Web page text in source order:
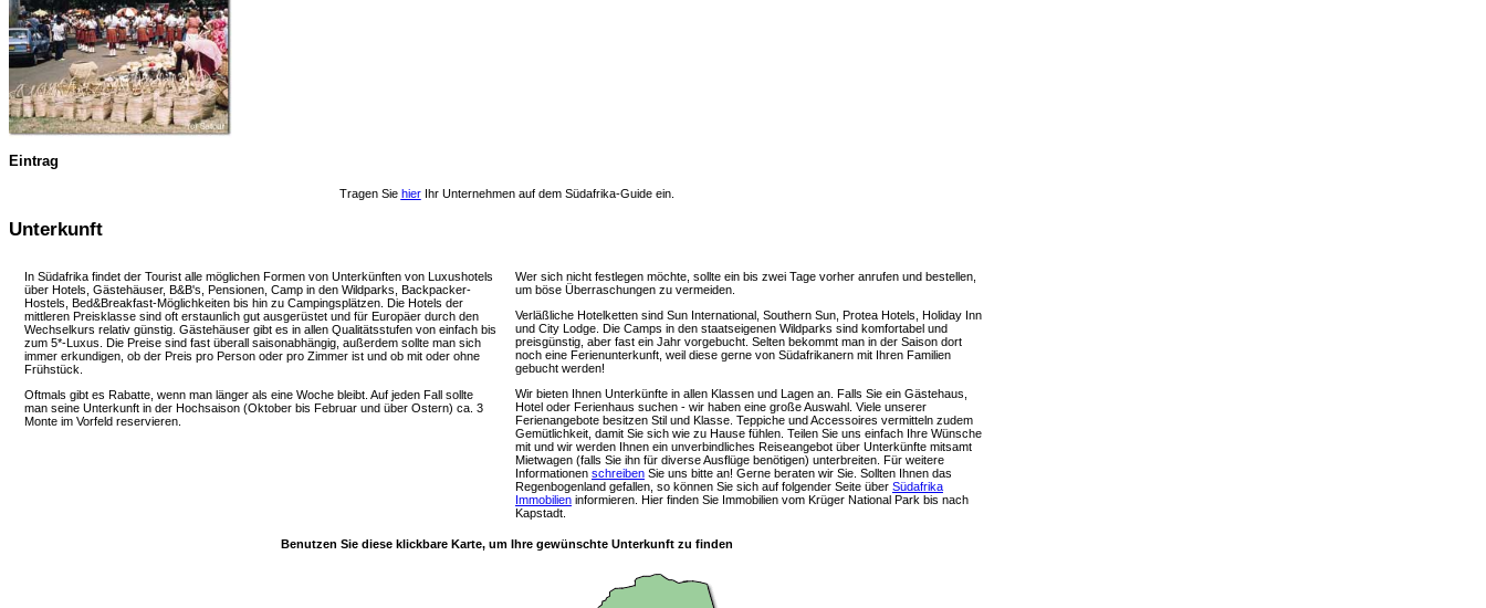
Eintrag
Tragen Sie hierIhr Unternehmen auf dem Südafrika-Guide ein.
Unterkunft
In Südafrika findet der Tourist alle möglichen Formen von Unterkünften von Luxushotels
über Hotels, Gästehäuser, B&B's, Pensionen, Camp in den Wildparks, Backpacker-
Hostels, Bed&Breakfast-Möglichkeiten bis hin zu Campingsplätzen. Die Hotels der
mittleren Preisklasse sind oft erstaunlich gut ausgerüstet und für Europäer durch den
Wechselkurs relativ günstig. Gästehäuser gibt es in allen Qualitätsstufen von einfach bis
zum 5*-Luxus. Die Preise sind fast überall saisonabhängig, außerdem sollte man sich
immer erkundigen, ob der Preis pro Person oder pro Zimmer ist und ob mit oder ohne
Frühstück.
Oftmals gibt es Rabatte, wenn man länger als eine Woche bleibt. Auf jeden Fall sollte
man seine Unterkunft in der Hochsaison (Oktober bis Februar und über Ostern) ca. 3
Monte im Vorfeld reservieren.
Wer sich nicht festlegen möchte, sollte ein bis zwei Tage vorher anrufen und bestellen,
um böse Überraschungen zu vermeiden.
Verläßliche Hotelketten sind Sun International, Southern Sun, Protea Hotels, Holiday Inn
und City Lodge. Die Camps in den staatseigenen Wildparks sind komfortabel und
preisgünstig, aber fast ein Jahr vorgebucht. Selten bekommt man in der Saison dort
noch eine Ferienunterkunft, weil diese gerne von Südafrikanern mit Ihren Familien
gebucht werden!
Wir bieten Ihnen Unterkünfte in allen Klassen und Lagen an. Falls Sie ein Gästehaus,
Hotel oder Ferienhaus suchen - wir haben eine große Auswahl. Viele unserer
Ferienangebote besitzen Stil und Klasse. Teppiche und Accessoires vermitteln zudem
Gemütlichkeit, damit Sie sich wie zu Hause fühlen. Teilen Sie uns einfach Ihre Wünsche
mit und wir werden Ihnen ein unverbindliches Reiseangebot über Unterkünfte mitsamt
Mietwagen (falls Sie ihn für diverse Ausflüge benötigen) unterbreiten. Für weitere
Informationen schreiben Sie uns bitte an! Gerne beraten wir Sie. Sollten Ihnen das
Regenbogenland gefallen, so können Sie sich auf folgender Seite über Südafrika
Immobilien informieren. Hier finden Sie Immobilien vom Krüger National Park bis nach
Kapstadt.
Benutzen Sie diese klickbare Karte, um Ihre gewünschte Unterkunft zu finden